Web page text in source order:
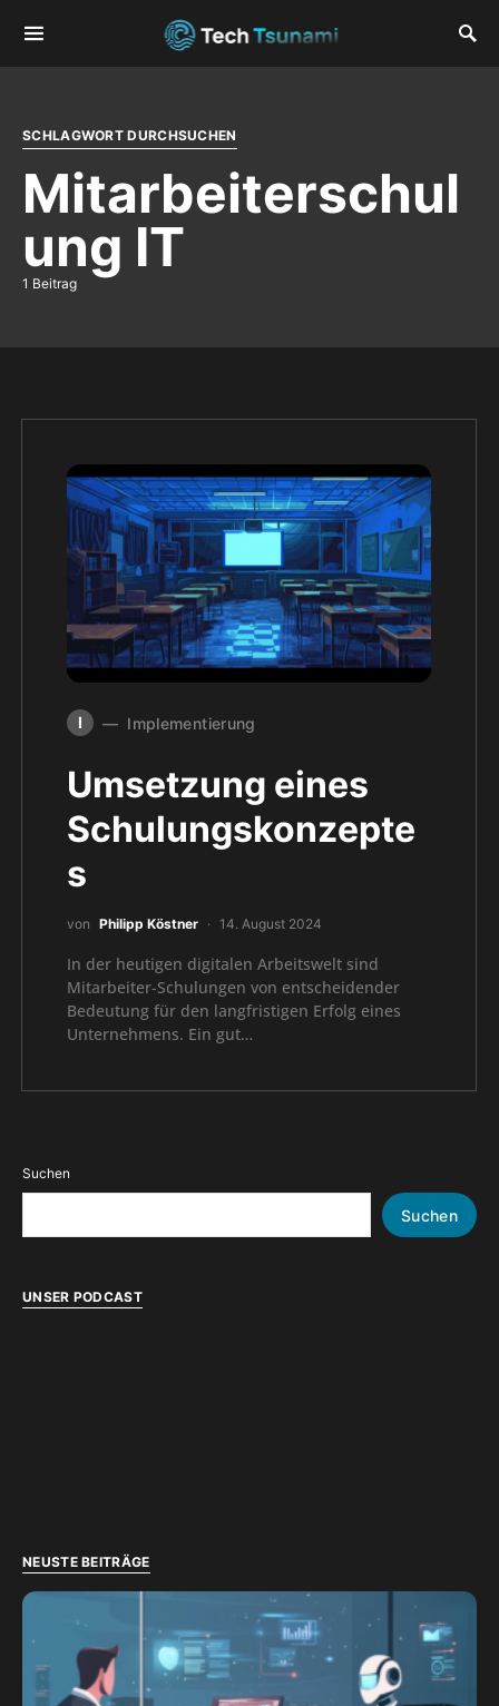
SCHLAGWORT DURCHSUCHEN
Mitarbeiterschul
ung IT
1 Beitrag
I Implementierung
Umsetzung eines
Schulungskonzepte
s
von Philipp Köstner 14. August 2024
In der heutigen digitalen Arbeitswelt sind
Mitarbeiter-Schulungen von entscheidender
Bedeutung für den langfristigen Erfolg eines
Unternehmens. Ein gut…
Suchen
Suchen
UNSER PODCAST
NEUSTE BEITRÄGE